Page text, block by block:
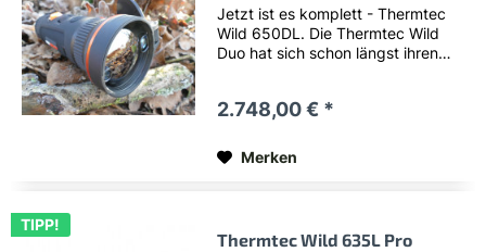
Jetzt ist es komplett - Thermtec
Wild 650DL. Die Thermtec Wild
Duo hat sich schon längst ihren
Problem, dass man bei jeder
zwischen Bildschärfe oder...
2.748,00 € *
Merken
TIPP!
Thermtec Wild 635L Pro